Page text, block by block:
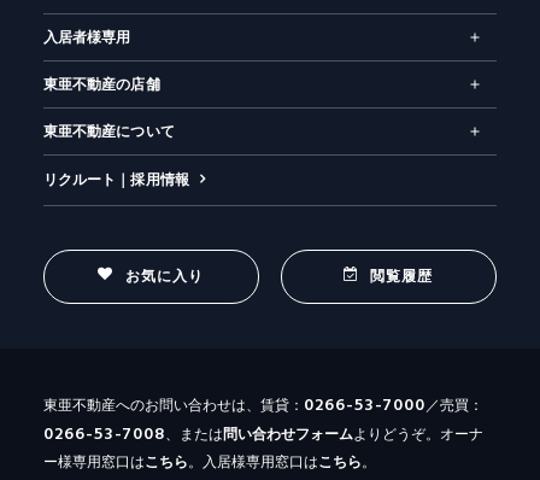
入居者様専用
東亜不動産の店舗
東亜不動産について
リクルート｜採用情報
お気に入り 閲覧履歴
東亜不動産へのお問い合わせは、賃貸： 0266-53-7000／売買：
0266-53-7008、または 問い合わせフォームよりどうぞ。オーナ
ー様専用窓口はこちら。入居様専用窓口はこちら。